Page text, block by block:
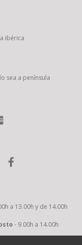
ibérica
sea a península
a 13.00h y de 14.00h
- 9.00h a 14.00h